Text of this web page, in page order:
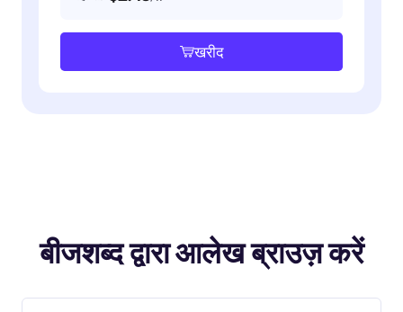
खरीद
बीजशब्द द्वारा आलेख ब्राउज़ करें